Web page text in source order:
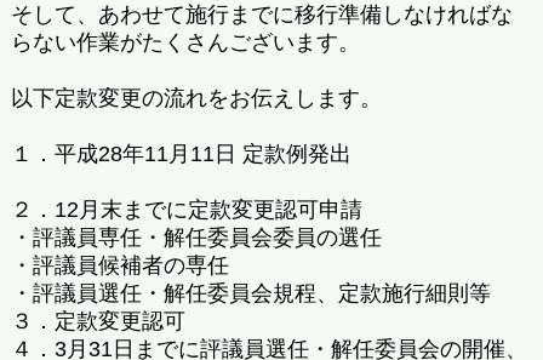
そして、あわせて施行までに移行準備しなければな
らない作業がたくさんございます。
以下定款変更の流れをお伝えします。
１．平成28年11月11日 定款例発出
２．12月末までに定款変更認可申請
・評議員専任・解任委員会委員の選任
・評議員候補者の専任
・評議員選任・解任委員会規程、定款施行細則等
３．定款変更認可
４．3月31日までに評議員選任・解任委員会の開催、